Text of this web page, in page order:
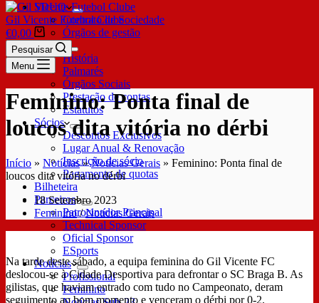
SDUQ
Contrato de Sociedade
Órgãos de gestão
Clube
História
Palmarés
Órgãos Sociais
Prestação de contas
Estatutos
Sócios
Descontos Exclusivos
Lugar Anual & Renovação
Inscrição de sócio
Pagamento de quotas
Bilheteira
Parceiros
Patrocinador Principal
Technical Sponsor
Oficial Sponsor
ESports
Notícias
Profissional
Feminino
Gil Vicente Futebol Clube
€0,00
Pesquisar
Menu
Feminino: Ponta final de
loucos dita vitória no dérbi
Início » Notícias»Notícias Gerais » Feminino: Ponta final de
loucos dita vitória no dérbi
18 Setembro 2023
Feminino/Notícias Gerais
Na tarde deste sábado, a equipa feminina do Gil Vicente FC
deslocou-se à Cidade Desportiva para defrontar o SC Braga B. As
gilistas, que haviam entrado com tudo no Campeonato, deram
seguimento ao bom momento e venceram o dérbi por 0-2.